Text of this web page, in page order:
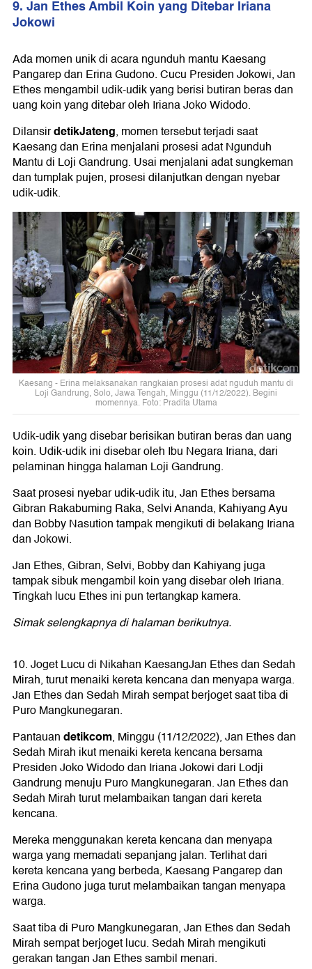
9. Jan Ethes Ambil Koin yang Ditebar Iriana
Jokowi
Ada momen unik di acara ngunduh mantu Kaesang
Pangarep dan Erina Gudono. Cucu Presiden Jokowi, Jan
Ethes mengambil udik-udik yang berisi butiran beras dan
uang koin yang ditebar oleh Iriana Joko Widodo.
DilansirdetikJateng, momen tersebut terjadi saat
Kaesang dan Erina menjalani prosesi adat Ngunduh
Mantu di Loji Gandrung. Usai menjalani adat sungkeman
dan tumplak pujen, prosesi dilanjutkan dengan nyebar
udik-udik.
Kaesang - Erina melaksanakan rangkaian prosesi adat nguduh mantu di
Loji Gandrung, Solo, Jawa Tengah, Minggu (11/12/2022). Begini
momennya. Foto: Pradita Utama
Udik-udik yang disebar berisikan butiran beras dan uang
koin. Udik-udik ini disebar oleh Ibu Negara Iriana, dari
pelaminan hingga halaman Loji Gandrung.
Saat prosesi nyebar udik-udik itu, Jan Ethes bersama
Gibran Rakabuming Raka, Selvi Ananda, Kahiyang Ayu
dan Bobby Nasution tampak mengikuti di belakang Iriana
dan Jokowi.
Jan Ethes, Gibran, Selvi, Bobby dan Kahiyang juga
tampak sibuk mengambil koin yang disebar oleh Iriana.
Tingkah lucu Ethes ini pun tertangkap kamera.
Simak selengkapnya di halaman berikutnya.
10. Joget Lucu di Nikahan KaesangJan Ethes dan Sedah
Mirah, turut menaiki kereta kencana dan menyapa warga.
Jan Ethes dan Sedah Mirah sempat berjoget saat tiba di
Puro Mangkunegaran.
Pantauandetikcom, Minggu (11/12/2022), Jan Ethes dan
Sedah Mirah ikut menaiki kereta kencana bersama
Presiden Joko Widodo dan Iriana Jokowi dari Lodji
Gandrung menuju Puro Mangkunegaran. Jan Ethes dan
Sedah Mirah turut melambaikan tangan dari kereta
kencana.
Mereka menggunakan kereta kencana dan menyapa
warga yang memadati sepanjang jalan. Terlihat dari
kereta kencana yang berbeda, Kaesang Pangarep dan
Erina Gudono juga turut melambaikan tangan menyapa
warga.
Saat tiba di Puro Mangkunegaran, Jan Ethes dan Sedah
Mirah sempat berjoget lucu. Sedah Mirah mengikuti
gerakan tangan Jan Ethes sambil menari.